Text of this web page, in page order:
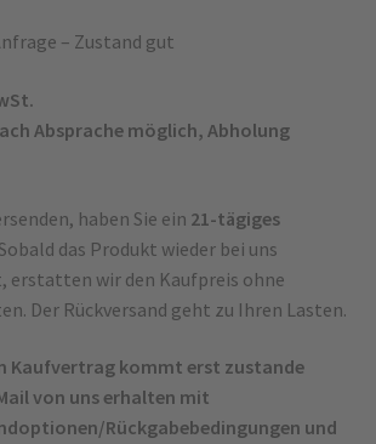
– Zustand gut
Absprache möglich, Abholung
haben Sie ein 21-tägiges
das Produkt wieder bei uns
erstatten wir den Kaufpreis ohne
Der Rückversand geht zu Ihren Lasten.
Kaufvertrag kommt erst zustande
von uns erhalten mit
Rückgabebedingungen und